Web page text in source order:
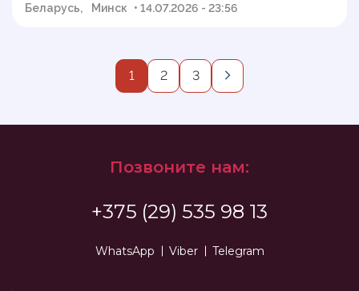
Беларусь, Минск • 14.07.2026 - 23:56
1 2 3
Позвоните нам:
+375 (29) 535 98 13
WhatsApp Viber Telegram